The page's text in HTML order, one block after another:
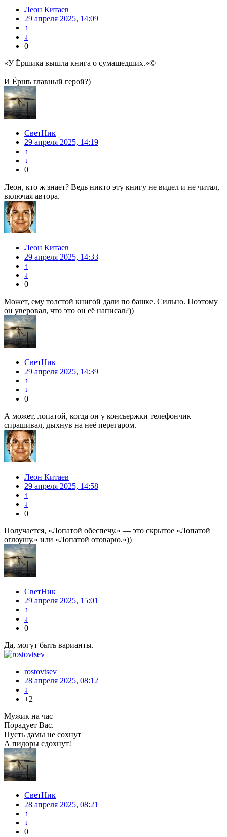
Леон Китаев
29 апреля 2025, 14:09
↑
↓
0
«У Ёршика вышла книга о сумашедших.»©
И Ёршъ главный герой?)
СветНик
29 апреля 2025, 14:19
↑
↓
0
Леон, кто ж знает? Ведь никто эту книгу не видел и не читал,
включая автора.
Леон Китаев
29 апреля 2025, 14:33
↑
↓
0
Может, ему толстой книгой дали по башке. Сильно. Поэтому
он уверовал, что это он её написал?))
СветНик
29 апреля 2025, 14:39
↑
↓
0
А может, лопатой, когда он у консьержки телефончик
спрашивал, дыхнув на неё перегаром.
Леон Китаев
29 апреля 2025, 14:58
↑
↓
0
Получается, «Лопатой обеспечу.» — это скрытое «Лопатой
оглоушу.» или «Лопатой отоварю.»))
СветНик
29 апреля 2025, 15:01
↑
↓
0
Да, могут быть варианты.
rostovtsev
28 апреля 2025, 08:12
↓
+2
Мужик на час
Порадует Вас.
Пусть дамы не сохнут
А пидоры сдохнут!
СветНик
28 апреля 2025, 08:21
↑
↓
0